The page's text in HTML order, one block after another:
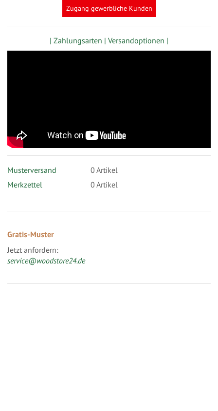
Zugang gewerbliche Kunden
| Zahlungsarten | Versandoptionen |
Musterversand 0 Artikel
Merkzettel
0 Artikel
Gratis-Muster
Jetzt anfordern:
service@woodstore24.de